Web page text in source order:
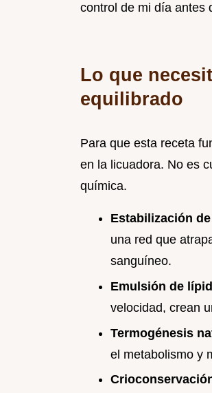
control de mi día antes
Lo que
equilibrado
Para que esta receta
en la licuadora. No es
química.
Estabilización
una red que
sanguíneo.
Emulsión de
velocidad, crean
Termogénesis
el metabolismo y